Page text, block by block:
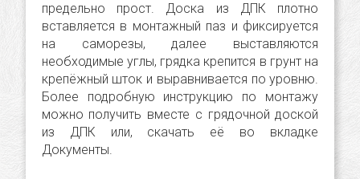
предельно прост. Доска из ДПК плотно
вставляется в монтажный паз и фиксируется
на саморезы, далее выставляются
необходимые углы, грядка крепится в грунт на
крепёжный шток и выравнивается по уровню.
Более подробную инструкцию по монтажу
можно получить вместе с грядочной доской
из ДПК или, скачать её во вкладке
Документы.